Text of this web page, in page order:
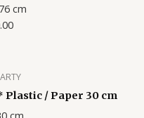
cm
/ Paper 30 cm
cm